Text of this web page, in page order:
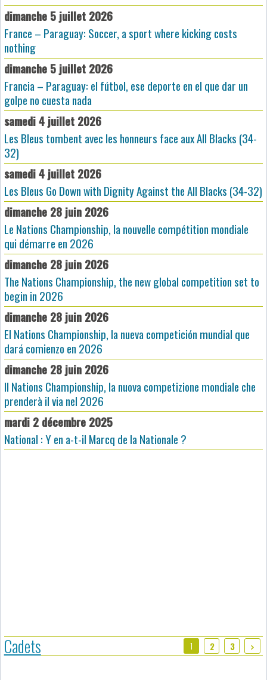
dimanche 5 juillet 2026
France – Paraguay: Soccer, a sport where kicking costs
nothing
dimanche 5 juillet 2026
Francia – Paraguay: el fútbol, ese deporte en el que dar un
golpe no cuesta nada
samedi 4 juillet 2026
Les Bleus tombent avec les honneurs face aux All Blacks (34-
32)
samedi 4 juillet 2026
Les Bleus Go Down with Dignity Against the All Blacks (34-32)
dimanche 28 juin 2026
Le Nations Championship, la nouvelle compétition mondiale
qui démarre en 2026
dimanche 28 juin 2026
The Nations Championship, the new global competition set to
begin in 2026
dimanche 28 juin 2026
El Nations Championship, la nueva competición mundial que
dará comienzo en 2026
dimanche 28 juin 2026
Il Nations Championship, la nuova competizione mondiale che
prenderà il via nel 2026
mardi 2 décembre 2025
National : Y en a-t-il Marcq de la Nationale ?
Cadets 1 2 3